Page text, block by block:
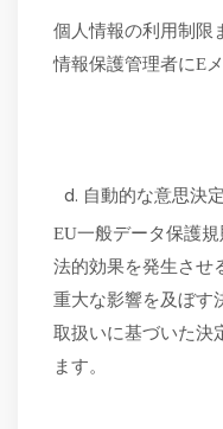
個人情報の利用制限
情報保護管理者にE
自動的な意思決
EU一般データ保護規
法的効果を発生させ
重大な影響を及ぼす
取扱いに基づいた決
ます。